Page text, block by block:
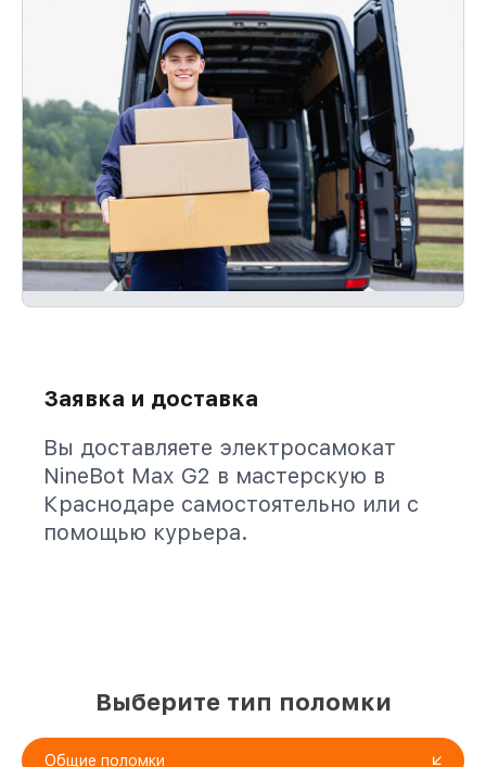
Заявка и доставка
Вы доставляете электросамокат
NineBot Max G2 в мастерскую в
Краснодаре самостоятельно или с
помощью курьера.
Выберите тип поломки
Общие поломки